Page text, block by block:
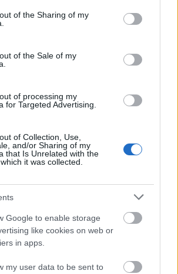
or usage behaviour. You may click to
to Google and its third-party tags to
specified purposes in below Google
of the Sharing of my
of the Sale of my
of processing my
for Targeted Advertising.
of Collection, Use,
and/or Sharing of my
that Is Unrelated with the
it was collected.
Google to enable storage
like cookies on web or
in apps.
my user data to be sent to
01.10.2024
– nový šéfredaktor
NORDIC